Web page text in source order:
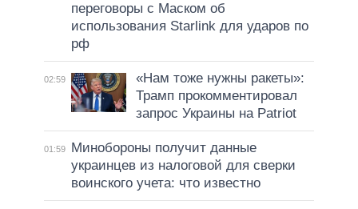
переговоры с Маском об
использования Starlink для ударов по
рф
02:59
«Нам тоже нужны ракеты»:
Трамп прокомментировал
запрос Украины на Patriot
01:59
Минобороны получит данные
украинцев из налоговой для сверки
воинского учета: что известно